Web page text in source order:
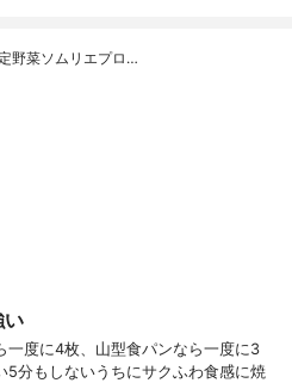
野菜ソムリエプロ…
い
一度に4枚、山型食パンなら一度に3
5分もしないうちにサクふわ食感に焼